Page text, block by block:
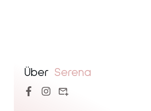
Über Serena